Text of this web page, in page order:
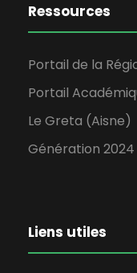
Ressources
Portail de la
Portail
Le Greta (Aisne)
Génération 2024
Liens utiles